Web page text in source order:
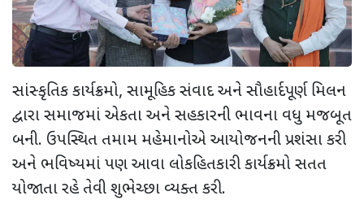
સાંસ્કૃતિક કાર્યક્રમો, સામૂહિક સંવાદ અને સૌહાર્દપૂર્ણ મિલન
દ્વારા સમાજમાં એકતા અને સહકારની ભાવના વધુ મજબૂત
બની. ઉપસ્થિત તમામ મહેમાનોએ આયોજનની પ્રશંસા કરી
અને ભવિષ્યમાં પણ આવા લોકહિતકારી કાર્યક્રમો સતત
યોજાતા રહે તેવી શુભેચ્છા વ્યક્ત કરી.